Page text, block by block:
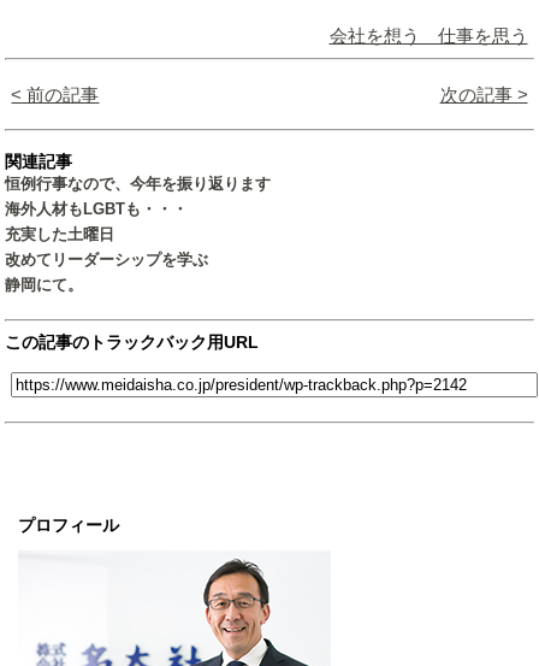
プロフィール
会社を想う 仕事を思う
< 前の記事 次の記事 >
関連記事
恒例行事なので、今年を振り返ります
海外人材もLGBTも・・・
充実した土曜日
改めてリーダーシップを学ぶ
静岡にて。
この記事のトラックバック用URL